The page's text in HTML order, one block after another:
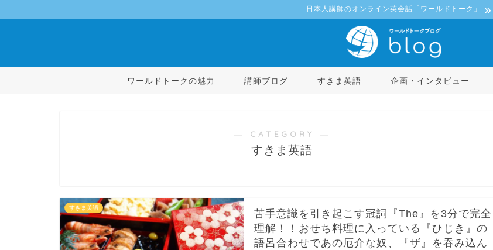
日本人講師のオンライン英会話「ワールドトーク」
ワールドトークの魅力 講師ブログ すきま英語 企画・インタビュー
― CATEGORY ―
すきま英語
すきま英語
苦手意識を引き起こす冠詞『The』を3分で完全
理解！！おせち料理に入っている『ひじき』の
語呂合わせであの厄介な奴、『ザ』を吞み込ん